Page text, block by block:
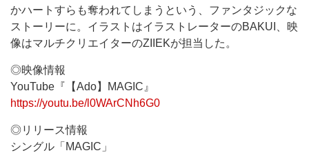
かハートすらも奪われてしまうという、ファンタジックな
ストーリーに。イラストはイラストレーターのBAKUI、映
像はマルチクリエイターのZIIEKが担当した。
◎映像情報
YouTube『【Ado】MAGIC』
https://youtu.be/l0WArCNh6G0
◎リリース情報
シングル「MAGIC」